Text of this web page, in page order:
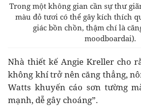
Trong một không gian cần sự thư
màu đỏ tươi có thể gây kích thích
giác bồn chồn, thậm chí là
moodboardai).
Nhà thiết kế Angie Kreller cho
không khí trở nên căng thẳng,
Watts khuyến cáo sơn tường
mạnh, dễ gây choáng”.